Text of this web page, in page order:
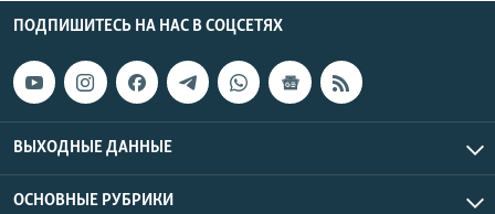
ПОДПИШИТЕСЬ НА НАС В СОЦСЕТЯХ
ВЫХОДНЫЕ ДАННЫЕ
ОСНОВНЫЕ РУБРИКИ